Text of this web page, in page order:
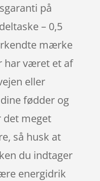
på
– 0,5
mærke
har været et af
eller
fødder og
det meget
så husk at
du indtager
energidrik